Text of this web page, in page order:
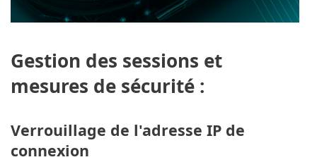
Gestion des sessions et
mesures de sécurité :
Verrouillage de l'adresse IP de
connexion